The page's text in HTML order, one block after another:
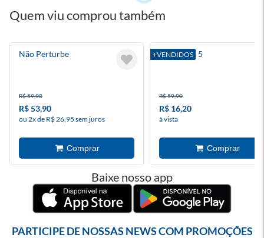
Quem viu comprou também
Não Perturbe
R$ 59,90
R$ 53,90
ou 2x de R$ 26,95 sem juros
+VENDIDOS
A Fortuna 5
R$ 59,90
R$ 16,20
à vista
Baixe nosso app
PARTICIPE DE NOSSAS NEWS COM PROMOÇÕES